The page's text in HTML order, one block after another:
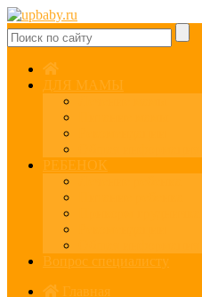
ДЛЯ МАМЫ
РЕБЕНОК
Вопрос специалисту
Главная